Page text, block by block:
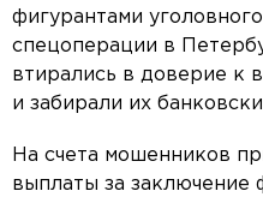
фигурантами
спецоперации в
втирались в доверие к
и забирали их
На счета мошенников
выплаты за заключение